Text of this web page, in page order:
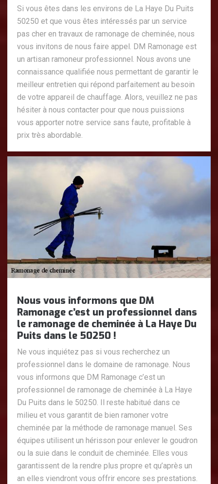
Si vous êtes dans les environs de La Haye Du Puits
50250 et que vous êtes intéressés par un service
pas cher en travaux de ramonage de cheminée, nous
vous invitons de nous faire appel. DM Ramonage est
un artisan ramoneur professionnel. Nous avons une
connaissance qualifiée nous permettant de garantir le
meilleur entretien qui répond parfaitement au besoin
de votre appareil de chauffage. Alors, veuillez ne pas
hésiter à nous contacter pour que nous puissions
vous apporter notre service sans faute, profitable à
prix très abordable.
Nous vous informons que DM
Ramonage c’est un professionnel dans
le ramonage de cheminée à La Haye Du
Puits dans le 50250 !
Ne vous inquiétez pas si vous recherchez un
professionnel dans le domaine de ramonage. Nous
vous informons que DM Ramonage c’est un
professionnel de ramonage de cheminée à La Haye
Du Puits dans le 50250. Il reste habitué dans ce
milieu et vous garantit de bien ramoner votre
cheminée par la méthode de ramonage manuel. Ses
équipes utilisent un hérisson pour enlever le goudron
ou la suie dans le conduit de cheminée. Elles vous
garantissent de la rendre plus propre et qu’après un
an elles viendront vous offrir encore ses prestations.